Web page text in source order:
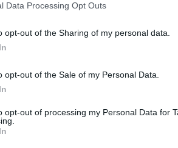
Data Processing Opt Outs
opt-out of the Sharing of my personal data.
opt-out of the Sale of my Personal Data.
opt-out of processing my Personal Data for
Γιασημάκης, μόλις
πραγματοποίησε
κοντά το μέγεθος της
στις προβλεπόμενες
Ωρωπού και στο